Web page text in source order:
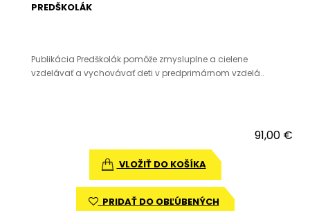
PREDŠKOLÁK
Publikácia Predškolák pomôže zmysluplne a cielene
vzdelávať a vychovávať deti v predprimárnom vzdelá..
91,00 €
VLOŽIŤ DO KOŠÍKA
PRIDAŤ DO OBĽÚBENÝCH